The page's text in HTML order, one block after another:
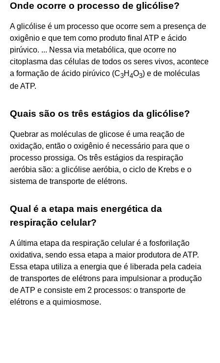
Onde ocorre o processo de glicólise?
A glicólise é um processo que ocorre sem a presença de
oxigênio e que tem como produto final ATP e ácido
pirúvico. ... Nessa via metabólica, que ocorre no
citoplasma das células de todos os seres vivos, acontece
a formação de ácido pirúvico (C3H 4O3) e de moléculas
de ATP.
Quais são os três estágios da glicólise?
Quebrar as moléculas de glicose é uma reação de
oxidação, então o oxigênio é necessário para que o
processo prossiga. Os três estágios da respiração
aeróbia são: a glicólise aeróbia, o ciclo de Krebs e o
sistema de transporte de elétrons.
Qual é a etapa mais energética da
respiração celular?
A última etapa da respiração celular é a fosforilação
oxidativa, sendo essa etapa a maior produtora de ATP.
Essa etapa utiliza a energia que é liberada pela cadeia
de transportes de elétrons para impulsionar a produção
de ATP e consiste em 2 processos: o transporte de
elétrons e a quimiosmose.